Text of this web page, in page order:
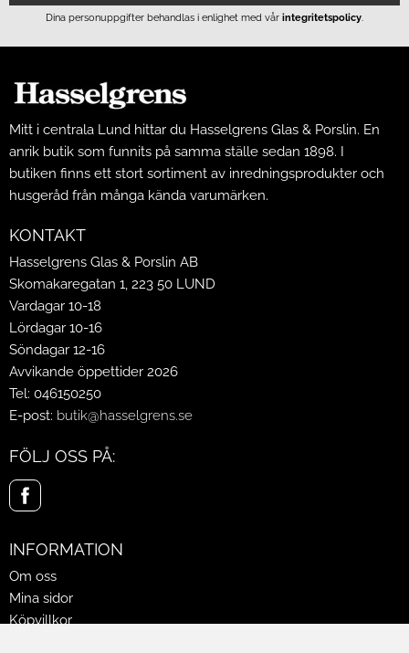
Dina personuppgifter behandlas i enlighet med vår integritetspolicy.
Mitt i centrala Lund hittar du Hasselgrens Glas & Porslin. En
anrik butik som funnits på samma ställe sedan 1898. I
butiken finns ett stort sortiment av inredningsprodukter och
husgeråd från många kända varumärken.
KONTAKT
Hasselgrens Glas & Porslin AB
Skomakaregatan 1, 223 50 LUND
Vardagar 10-18
Lördagar 10-16
Söndagar 12-16
Avvikande öppettider 2026
Tel: 046150250
E-post: butik@hasselgrens.se
FÖLJ OSS PÅ:
INFORMATION
Om oss
Mina sidor
Köpvillkor